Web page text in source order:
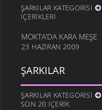
ŞARKILAR KATEGORISI
İÇERIKLERI
MOKTA’DA KARA MEŞE
23 HAZIRAN 2009
ŞARKILAR
ŞARKILAR KATEGORISI
SON 20 İÇERIK